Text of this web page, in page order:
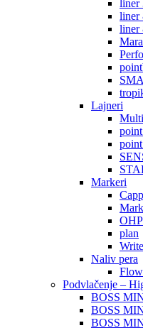
liner
liner
liner
Lajneri
Markeri
plan
Naliv pera
Flow
Podvlačenje –
BOSS
BOSS
BOSS